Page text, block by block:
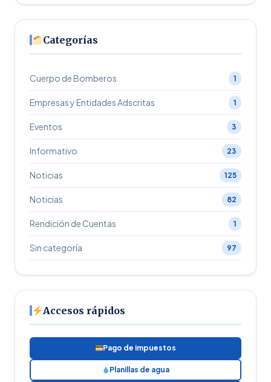
Categorías
Cuerpo de Bomberos 1
Empresas y Entidades Adscritas 1
Eventos 3
Informativo 23
Noticias 125
Noticias 82
Rendición de Cuentas 1
Sin categoría 97
Accesos rápidos
Pago de impuestos
Planillas de agua